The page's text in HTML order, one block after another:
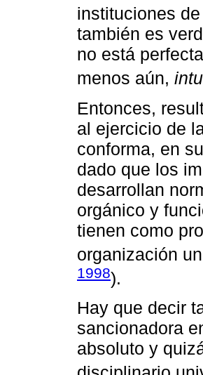
instituciones
también es
no está
menos aún,
Entonces,
al ejercicio de
conforma, en
dado que los
desarrollan
orgánico y
tienen como
organización
1998).
Hay que decir
sancionadora
absoluto y